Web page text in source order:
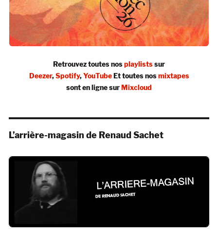
Retrouvez toutes nosplaylistssur
Deezer,Spotify,YouTubeEt toutes nosmixtapes
sont en ligne surMixcloud
L’arrière-magasin de Renaud Sachet